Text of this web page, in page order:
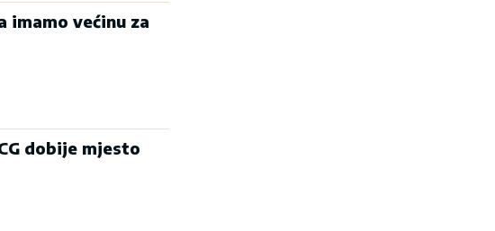
imamo većinu za
dobije mjesto